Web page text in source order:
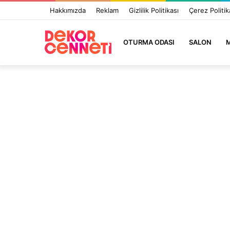
Hakkımızda Reklam Gizlilik Politikası Çerez
OTURMA ODASI SALON